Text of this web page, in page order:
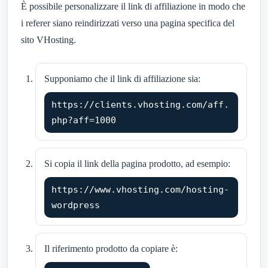
È possibile personalizzare il link di affiliazione in modo che
i referer siano reindirizzati verso una pagina specifica del
sito VHosting.
Supponiamo che il link di affiliazione sia:
https://clients.vhosting.com/aff.
php?aff=1000
Si copia il link della pagina prodotto, ad esempio:
https://www.vhosting.com/hosting-
wordpress
Il riferimento prodotto da copiare è: